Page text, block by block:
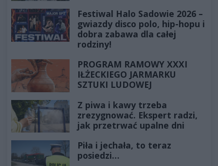
Festiwal Halo Sadowie 2026 –
gwiazdy disco polo, hip-hopu i
dobra zabawa dla całej
rodziny!
PROGRAM RAMOWY XXXI
IŁŻECKIEGO JARMARKU
SZTUKI LUDOWEJ
Z piwa i kawy trzeba
zrezygnować. Ekspert radzi,
jak przetrwać upalne dni
Piła i jechała, to teraz
posiedzi…